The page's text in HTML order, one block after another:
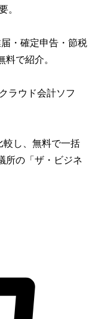
。
・確定申告・節税
で紹介。
ラウド会計ソフ
較し、無料で一括
所の「ザ・ビジネ